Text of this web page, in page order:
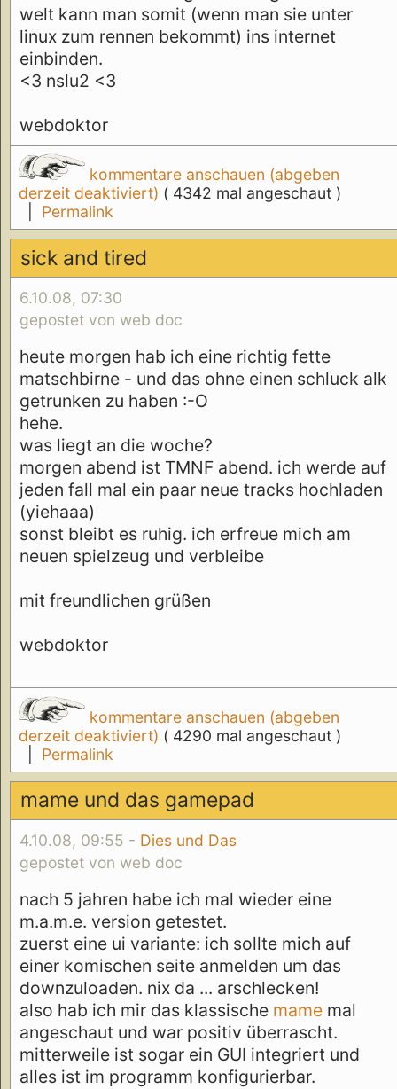
welt kann man somit (wenn man sie unter
linux zum rennen bekommt) ins internet
einbinden.
<3 nslu2 <3
webdoktor
kommentare anschauen (abgeben
derzeit deaktiviert) ( 4342 mal angeschaut )
Permalink
sick and tired
6.10.08, 07:30
gepostet von web doc
heute morgen hab ich eine richtig fette
matschbirne - und das ohne einen schluck alk
getrunken zu haben :-O
hehe.
was liegt an die woche?
morgen abend ist TMNF abend. ich werde auf
jeden fall mal ein paar neue tracks hochladen
(yiehaaa)
sonst bleibt es ruhig. ich erfreue mich am
neuen spielzeug und verbleibe
mit freundlichen grüßen
webdoktor
kommentare anschauen (abgeben
derzeit deaktiviert) ( 4290 mal angeschaut )
Permalink
mame und das gamepad
4.10.08, 09:55 - Dies und Das
gepostet von web doc
nach 5 jahren habe ich mal wieder eine
m.a.m.e. version getestet.
zuerst eine ui variante: ich sollte mich auf
einer komischen seite anmelden um das
downzuloaden. nix da ... arschlecken!
also hab ich mir das klassische mame mal
angeschaut und war positiv überrascht.
mitterweile ist sogar ein GUI integriert und
alles ist im programm konfigurierbar.